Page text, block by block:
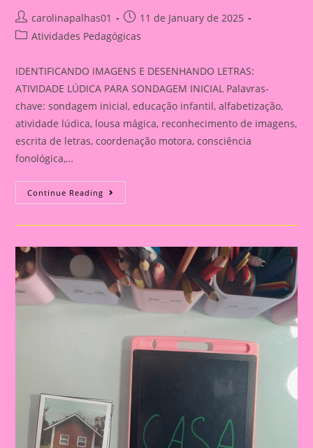
Post
author:
carolinapalhas01
Post
published:
11 de January de 2025
PostAtividades Pedagógicas
IDENTIFICANDO IMAGENS E DESENHANDO LETRAS:
ATIVIDADE LÚDICA PARA SONDAGEM INICIAL Palavras-
chave: sondagem inicial, educação infantil, alfabetização,
atividade lúdica, lousa mágica, reconhecimento de imagens,
escrita de letras, coordenação motora, consciência
fonológica,…
Continue Reading ATIVIDADES
LÚDICAS
SONDAGEM
GUIA
COMPLETO
PARA
PROFESSORES
NO
INÍCIO
DO
IMAGENS
DESENHANDO
LETRAS:
ATIVIDADE
LÚDICA
PARA
SONDAGEM
INICIAL